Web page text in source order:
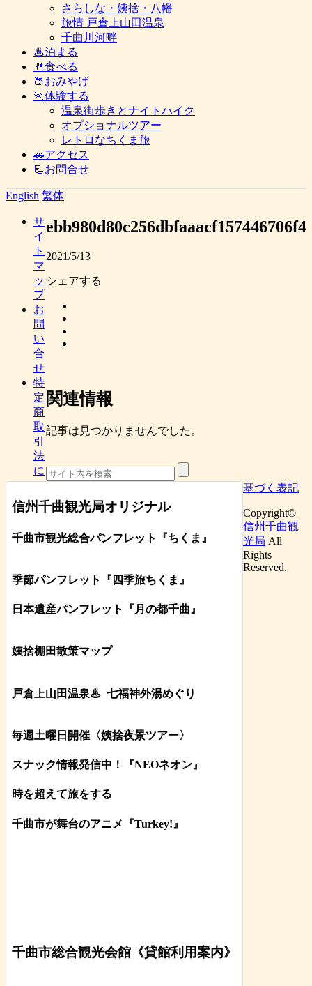
さらしな・姨捨・八幡
旅情 戸倉上山田温泉
千曲川河畔
♨泊まる
🍴食べる
🍑おみやげ
🏃体験する
温泉街歩きとナイトハイク
オプショナルツアー
レトロなちくま旅
🚗アクセス
📃お問合せ
English 繁体
ebb980d80c256dbfaaacf157446706f4
2021/5/13
シェアする
関連情報
記事は見つかりませんでした。
信州千曲観光局オリジナル
千曲市観光総合パンフレット 『ちくま 』
季節パンフレット『四季旅ちくま』
日本遺産パンフレット 『月の都千曲 』
姨捨棚田散策マップ
戸倉上山田温泉♨ 七福神外湯めぐり
毎週土曜日開催〈姨捨夜景ツアー〉
スナック情報発信中！『NEOネオン』
時を超えて旅をする
千曲市が舞台のアニメ『Turkey!』
千曲市総合観光会館《貸館利用案内》
サ
イ
ト
マ
ッ
プ
お
問
い
合
せ
特
定
商
取
引
法
に
基づく表記
Copyright©
信州千曲観
光局 All
Rights
Reserved.